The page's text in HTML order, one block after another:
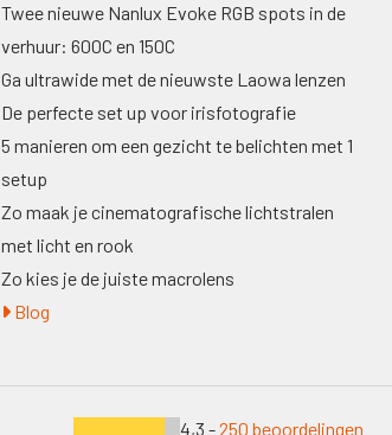
Twee nieuwe Nanlux Evoke RGB spots in de
verhuur: 600C en 150C
Ga ultrawide met de nieuwste Laowa lenzen
De perfecte set up voor irisfotografie
5 manieren om een gezicht te belichten met 1
setup
Zo maak je cinematografische lichtstralen
met licht en rook
Zo kies je de juiste macrolens
Blog
4,3 -250 beoordelingen